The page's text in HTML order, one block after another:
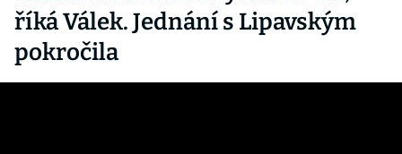
říká Válek. Jednání s Lipavským
pokročila